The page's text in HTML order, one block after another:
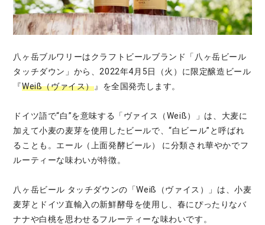
八ヶ岳ブルワリーはクラフトビールブランド「八ヶ岳ビール
タッチダウン」から、2022年4月5日（火）に限定醸造ビール
『Weiß（ヴァイス）』を全国発売します。
ドイツ語で“白”を意味する「ヴァイス（Weiß）」は、大麦に
加えて小麦の麦芽を使用したビールで、“白ビール”と呼ばれ
ることも。エール（上面発酵ビール） に分類され華やかでフ
ルーティーな味わいが特徴。
八ヶ岳ビール タッチダウンの「Weiß（ヴァイス）」は、小麦
麦芽とドイツ直輸入の新鮮酵母を使用し、春にぴったりなバ
ナナや白桃を思わせるフルーティーな味わいです。